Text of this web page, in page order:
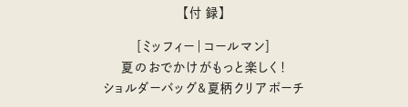
【付 録】
［ミッフィー｜コールマン］
夏のおでかけがもっと楽しく！
ショルダーバッグ&夏柄クリアポーチ